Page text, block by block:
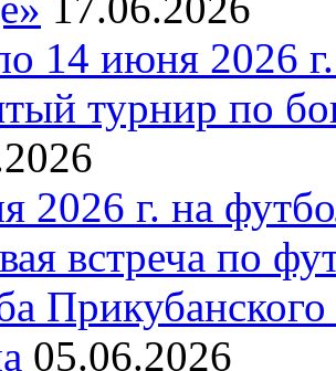
14 июня 2026
турнир по
2026 г. на
встреча по
05.06.2026